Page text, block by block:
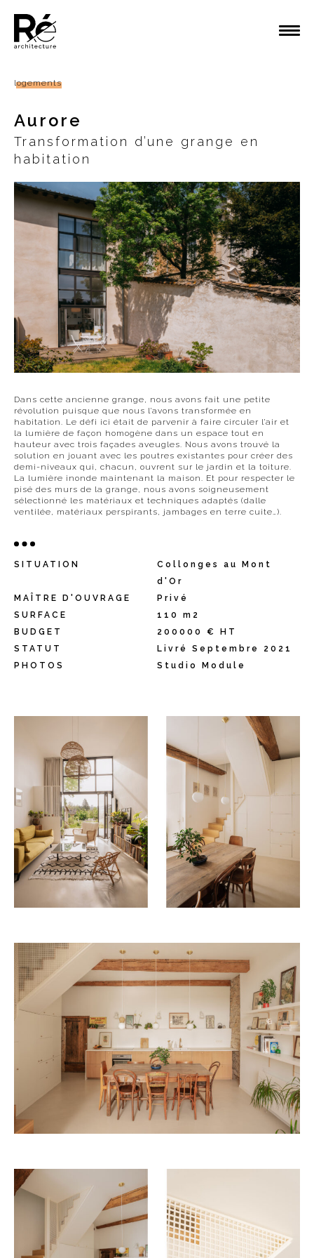
logements
Aurore
Transformation d’une grange en
habitation
Dans cette ancienne grange, nous avons fait une petite
révolution puisque que nous l’avons transformée en
habitation. Le défi ici était de parvenir à faire circuler l’air et
la lumière de façon homogène dans un espace tout en
hauteur avec trois façades aveugles. Nous avons trouvé la
solution en jouant avec les poutres existantes pour créer des
demi-niveaux qui, chacun, ouvrent sur le jardin et la toiture.
La lumière inonde maintenant la maison. Et pour respecter le
pisé des murs de la grange, nous avons soigneusement
sélectionné les matériaux et techniques adaptés (dalle
ventilée, matériaux perspirants, jambages en terre cuite…).
SITUATION
Collonges au Mont
d'Or
MAÎTRE D'OUVRAGE
Privé
SURFACE
110 m2
BUDGET
200000 € HT
STATUT
Livré Septembre 2021
PHOTOS
Studio Module